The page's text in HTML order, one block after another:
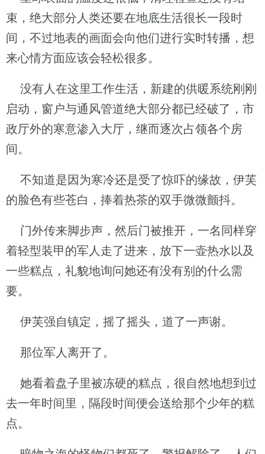
束，绝大部分人类还要在地底生活很长一段时
间，不过地表的画面会向他们进行实时转播，想
来心情方面应该会轻松很多。
没有人在这里工作生活，新建的供暖系统刚刚
启动，窗户与通风管道绝大部分都已经破了，市
政厅外的寒意渗入大厅，继而逐次占领各个房
间。
不知道是因为寒冷还是受了惊吓的缘故，伊芙
的脸色有些苍白，捧着热茶的双手微微颤抖。
门外传来脚步声，然后门被推开，一名同样穿
着轻型装甲的军人走了进来，放下一壶热水以及
一些糕点，礼貌地询问她还有没有别的什么需
要。
伊芙强自镇定，摇了摇头，道了一声谢。
那位军人离开了。
她看着盘子里被冻硬的糕点，很自然地想到过
去一年时间里，隔段时间便会送给那个少年的糕
点。